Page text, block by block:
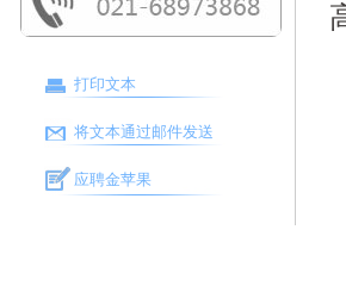
打印文本
将文本通过邮件发送
应聘金苹果